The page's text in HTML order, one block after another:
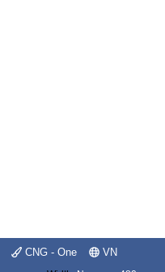
CNG - One VN